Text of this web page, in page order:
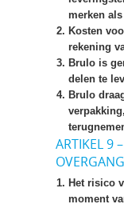
merken
Kosten
rekening
Brulo is
delen te
Brulo
ARTIKEL 9
OVERGANG
Het risico
moment